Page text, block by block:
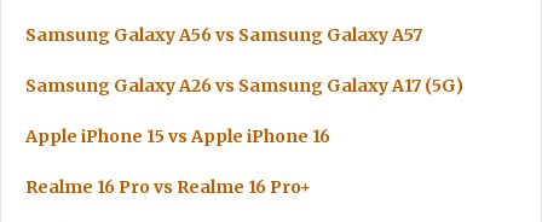
Samsung Galaxy A56 vs Samsung Galaxy A57
Samsung Galaxy A26 vs Samsung Galaxy A17 (5G)
Apple iPhone 15 vs Apple iPhone 16
Realme 16 Pro vs Realme 16 Pro+